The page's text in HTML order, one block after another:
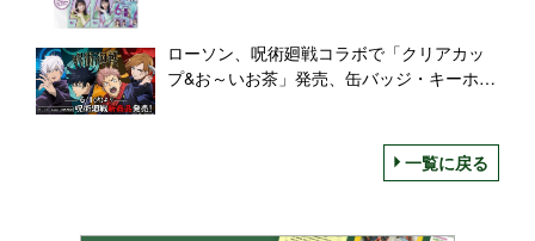
ローソン、呪術廻戦コラボで「クリアカッ
プ&お～いお茶」発売、缶バッジ・キーホル
一覧に戻る